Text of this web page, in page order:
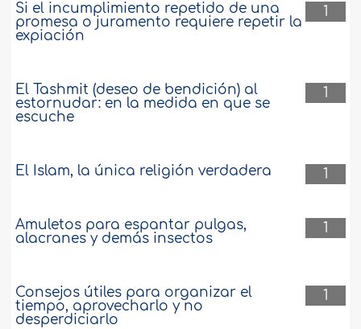
1
Si el incumplimiento repetido de una
promesa o juramento requiere repetir la
expiación
1
El Tashmit (deseo de bendición) al
estornudar: en la medida en que se
escuche
1
El Islam, la única religión verdadera
1
Amuletos para espantar pulgas,
alacranes y demás insectos
1
Consejos útiles para organizar el
tiempo, aprovecharlo y no
desperdiciarlo